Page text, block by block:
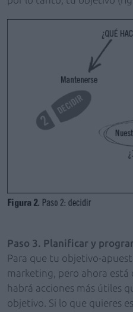
Paso 3. Planificar y
Para que tu objetivo-
marketing, pero ahora
habrá acciones más útiles
objetivo. Si lo que quieres